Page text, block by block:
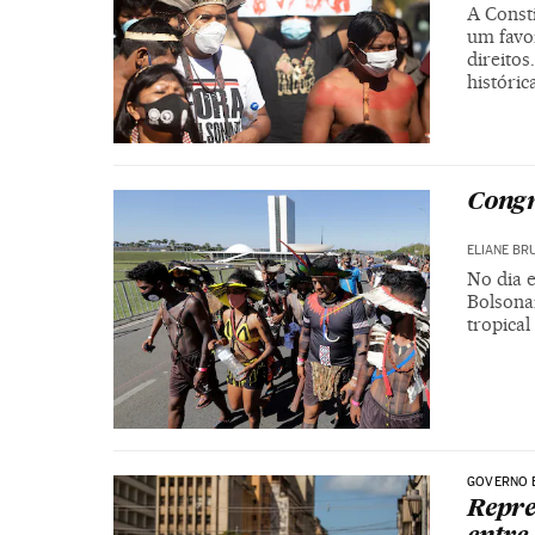
A
um
ELIANE
No dia
tropical
GOVERNO